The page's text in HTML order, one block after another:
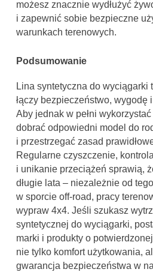
możesz znacznie wydłużyć
i zapewnić sobie bezpieczne
warunkach terenowych.
Podsumowanie
Lina syntetyczna do wyciągarki
łączy bezpieczeństwo, wygodę
Aby jednak w pełni
dobrać odpowiedni model do
i przestrzegać zasad
Regularne czyszczenie,
i unikanie przeciążeń sprawią,
długie lata – niezależnie od
w sporcie off-road, pracy
wypraw 4x4. Jeśli szukasz
syntetycznej do wyciągarki,
marki i produkty o
nie tylko komfort użytkowania,
gwarancja bezpieczeństwa w